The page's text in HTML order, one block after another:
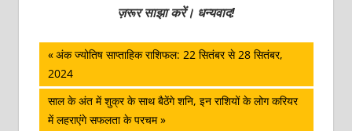
ज़रूर साझा करें। धन्यवाद!
पोस्ट
नेविगेशन
Previous
Post:
अंक ज्योतिष साप्ताहिक राशिफल: 22 सितंबर से 28 सितंबर,
2024
Next
Post:
साल के अंत में शुक्र के साथ बैठेंगे शनि, इन राशियों के लोग करियर
में लहराएंगे सफलता के परचम